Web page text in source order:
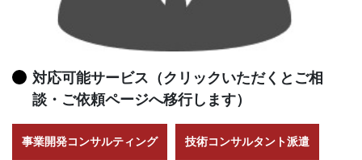
対応可能サービス（クリックいただくとご相
談・ご依頼ページへ移行します）
事業開発コンサルティング 技術コンサルタント派遣